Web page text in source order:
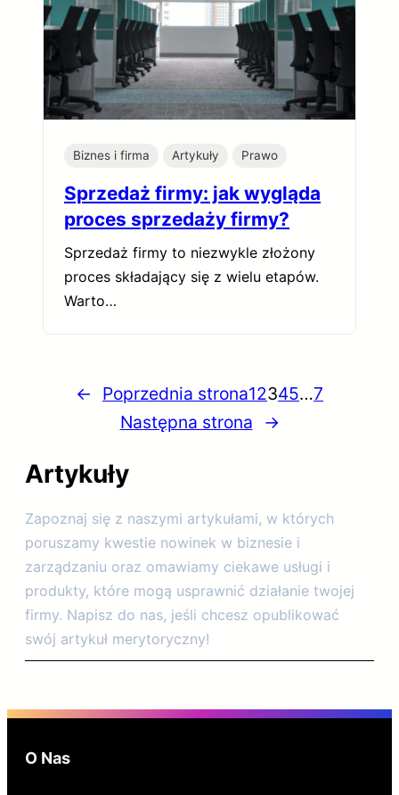
Biznes i firma Artykuły Prawo
Sprzedaż firmy: jak wygląda
proces sprzedaży firmy?
Sprzedaż firmy to niezwykle złożony
proces składający się z wielu etapów.
Warto…
← Poprzednia strona12345…7
Następna strona
→
Artykuły
Zapoznaj się z naszymi artykułami, w których
poruszamy kwestie nowinek w biznesie i
zarządzaniu oraz omawiamy ciekawe usługi i
produkty, które mogą usprawnić działanie twojej
firmy. Napisz do nas, jeśli chcesz opublikować
swój artykuł merytoryczny!
O Nas